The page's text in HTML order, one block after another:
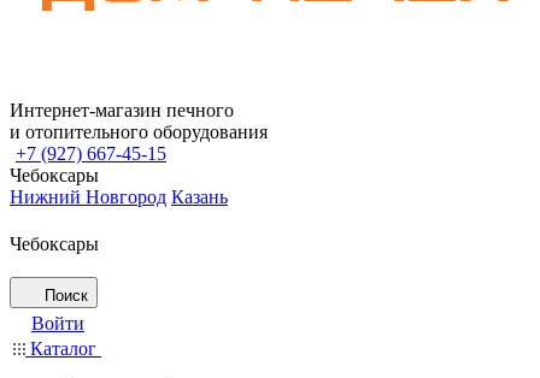
Интернет-магазин печного
и отопительного оборудования
+7 (927) 667-45-15
Чебоксары
Нижний Новгород Казань
Чебоксары
Поиск
Войти
Каталог